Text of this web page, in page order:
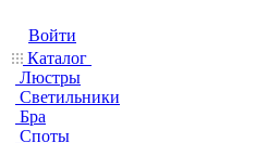
Войти
Каталог
Люстры
Светильники
Бра
Споты